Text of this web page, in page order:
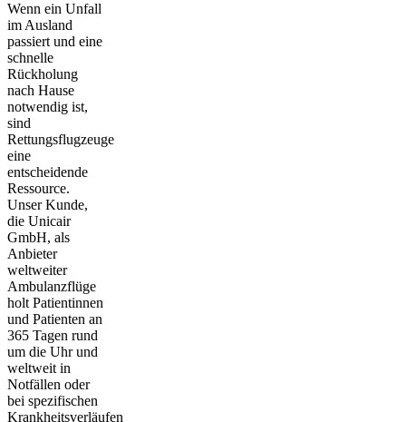
Wenn ein Unfall
im Ausland
passiert und eine
schnelle
Rückholung
nach Hause
notwendig ist,
sind
Rettungsflugzeuge
eine
entscheidende
Ressource.
Unser Kunde,
die Unicair
GmbH, als
Anbieter
weltweiter
Ambulanzflüge
holt Patientinnen
und Patienten an
365 Tagen rund
um die Uhr und
weltweit in
Notfällen oder
bei spezifischen
Krankheitsverläufen